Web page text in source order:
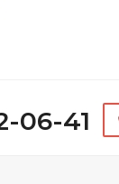
06-41